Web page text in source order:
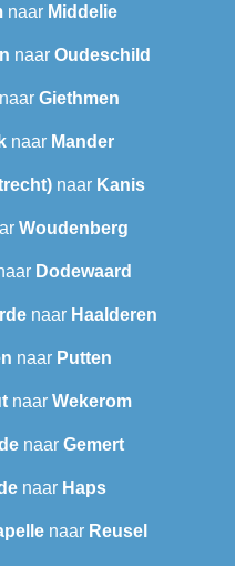
naar Middelie
naar Oudeschild
naar Giethmen
naar Mander
naar Kanis
Woudenberg
Dodewaard
naar Haalderen
naar Putten
naar Wekerom
naar Gemert
naar Haps
naar Reusel